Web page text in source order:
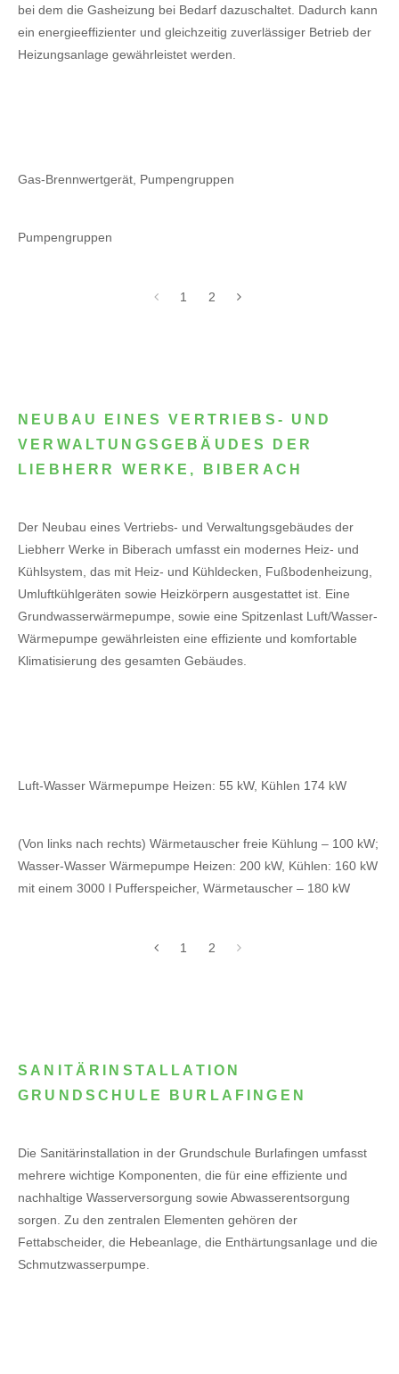
bei dem die Gasheizung bei Bedarf dazuschaltet. Dadurch kann
ein energieeffizienter und gleichzeitig zuverlässiger Betrieb der
Heizungsanlage gewährleistet werden.
Gas-Brennwertgerät, Pumpengruppen
Pumpengruppen
1 2
NEUBAU EINES VERTRIEBS- UND
VERWALTUNGSGEBÄUDES DER
LIEBHERR WERKE, BIBERACH
Der Neubau eines Vertriebs- und Verwaltungsgebäudes der
Liebherr Werke in Biberach umfasst ein modernes Heiz- und
Kühlsystem, das mit Heiz- und Kühldecken, Fußbodenheizung,
Umluftkühlgeräten sowie Heizkörpern ausgestattet ist. Eine
Grundwasserwärmepumpe, sowie eine Spitzenlast Luft/Wasser-
Wärmepumpe gewährleisten eine effiziente und komfortable
Klimatisierung des gesamten Gebäudes.
Luft-Wasser Wärmepumpe Heizen: 55 kW, Kühlen 174 kW
(Von links nach rechts) Wärmetauscher freie Kühlung – 100 kW;
Wasser-Wasser Wärmepumpe Heizen: 200 kW, Kühlen: 160 kW
mit einem 3000 l Pufferspeicher, Wärmetauscher – 180 kW
1 2
SANITÄRINSTALLATION
GRUNDSCHULE BURLAFINGEN
Die Sanitärinstallation in der Grundschule Burlafingen umfasst
mehrere wichtige Komponenten, die für eine effiziente und
nachhaltige Wasserversorgung sowie Abwasserentsorgung
sorgen. Zu den zentralen Elementen gehören der
Fettabscheider, die Hebeanlage, die Enthärtungsanlage und die
Schmutzwasserpumpe.